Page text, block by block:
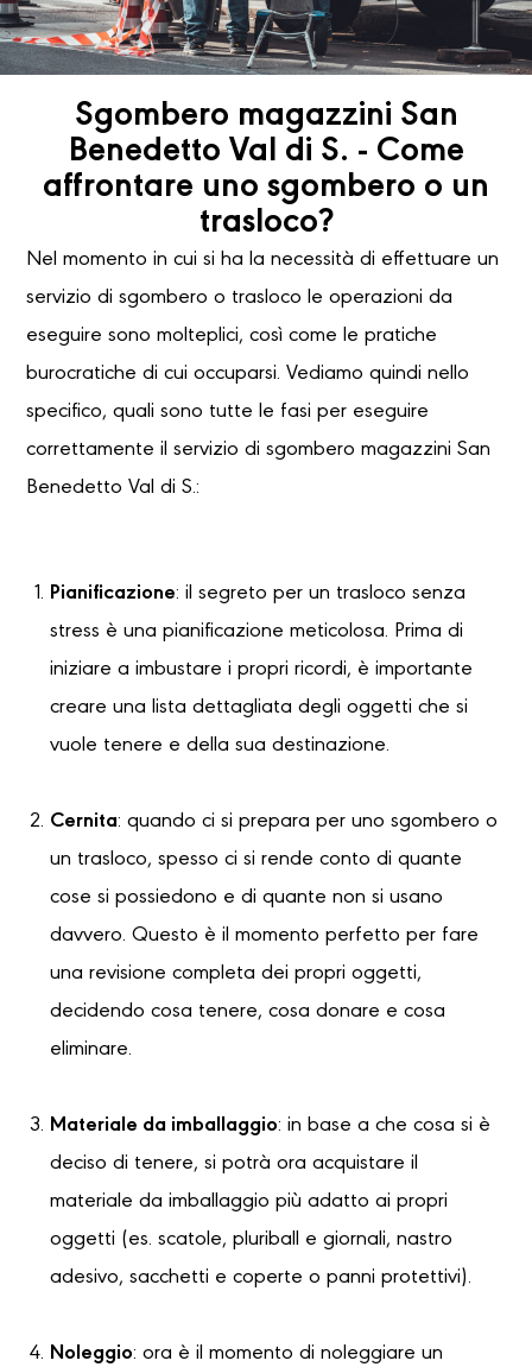
Sgombero magazzini San
Benedetto Val di S. - Come
affrontare uno sgombero o un
trasloco?
Nel momento in cui si ha la necessità di effettuare un
servizio di sgombero o trasloco le operazioni da
eseguire sono molteplici, così come le pratiche
burocratiche di cui occuparsi. Vediamo quindi nello
specifico, quali sono tutte le fasi per eseguire
correttamente il servizio di sgombero magazzini San
Benedetto Val di S.:
Pianificazione: il segreto per un trasloco senza
stress è una pianificazione meticolosa. Prima di
iniziare a imbustare i propri ricordi, è importante
creare una lista dettagliata degli oggetti che si
vuole tenere e della sua destinazione.
Cernita: quando ci si prepara per uno sgombero o
un trasloco, spesso ci si rende conto di quante
cose si possiedono e di quante non si usano
davvero. Questo è il momento perfetto per fare
una revisione completa dei propri oggetti,
decidendo cosa tenere, cosa donare e cosa
eliminare.
Materiale da imballaggio: in base a che cosa si è
deciso di tenere, si potrà ora acquistare il
materiale da imballaggio più adatto ai propri
oggetti (es. scatole, pluriball e giornali, nastro
adesivo, sacchetti e coperte o panni protettivi).
Noleggio: ora è il momento di noleggiare un